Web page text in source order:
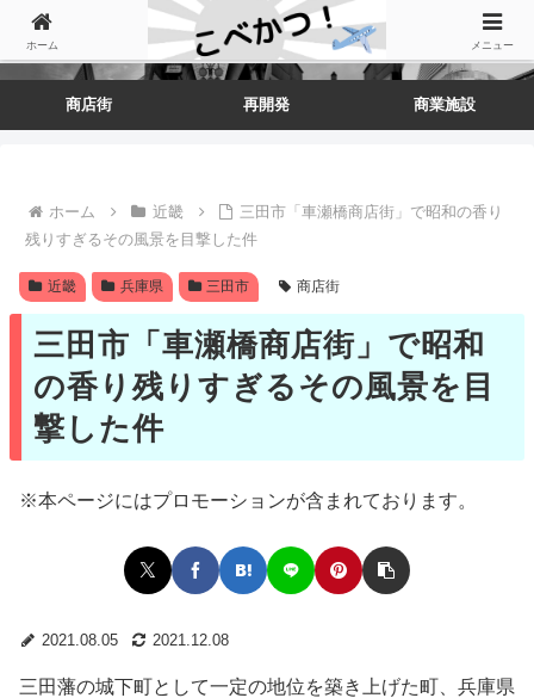
商店街 再開発 商業施設
ホーム 近畿
三田市「車瀬橋商店街」で昭和の香り
残りすぎるその風景を目撃した件
近畿 兵庫県 三田市 商店街
三田市「車瀬橋商店街」で昭和
の香り残りすぎるその風景を目
撃した件
※本ページにはプロモーションが含まれております。
2021.08.05 2021.12.08
三田藩の城下町として一定の地位を築き上げた町、兵庫県
ホーム メニュー